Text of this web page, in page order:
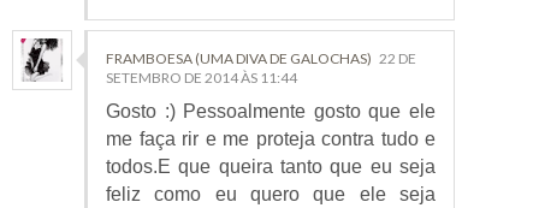
FRAMBOESA (UMA DIVA DE GALOCHAS) 22 DE
SETEMBRO DE 2014 ÀS 11:44
Gosto :) Pessoalmente gosto que ele
me faça rir e me proteja contra tudo e
todos.E que queira tanto que eu seja
feliz como eu quero que ele seja